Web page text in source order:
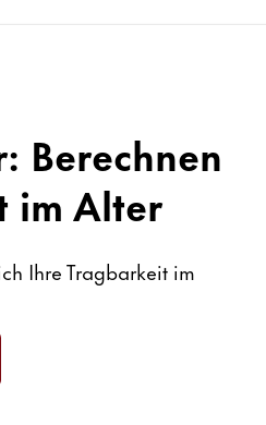
Berechnen
im Alter
Ihre Tragbarkeit im